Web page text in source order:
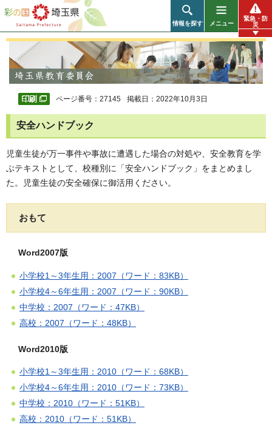
彩の国 埼玉県
情報を探す メニュー
緊急・防
災
ページ番号：27145 掲載日：2022年10月3日
安全ハンドブック
児童生徒が万一事件や事故に遭遇した場合の対処や、安全教育を学
ぶテキストとして、校種別に「安全ハンドブック」をまとめまし
た。児童生徒の安全確保に御活用ください。
おもて
Word2007版
小学校1～3年生用：2007（ワード：83KB）
小学校4～6年生用：2007（ワード：90KB）
中学校：2007（ワード：47KB）
高校：2007（ワード：48KB）
Word2010版
小学校1～3年生用：2010（ワード：68KB）
小学校4～6年生用：2010（ワード：73KB）
中学校：2010（ワード：51KB）
高校：2010（ワード：51KB）